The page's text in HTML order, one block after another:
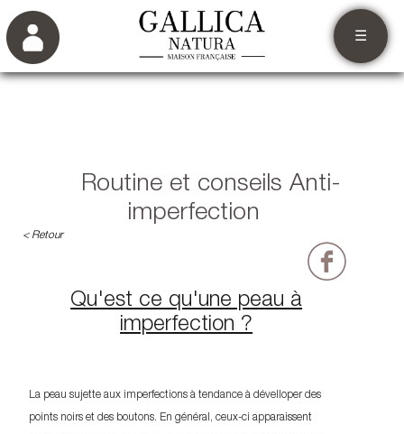
☰
Routine et conseils Anti-
imperfection
< Retour
Qu'est ce qu'une peau à
imperfection ?
La peau sujette aux imperfections à tendance à dévelloper des
points noirs et des boutons. En général, ceux-ci apparaissent